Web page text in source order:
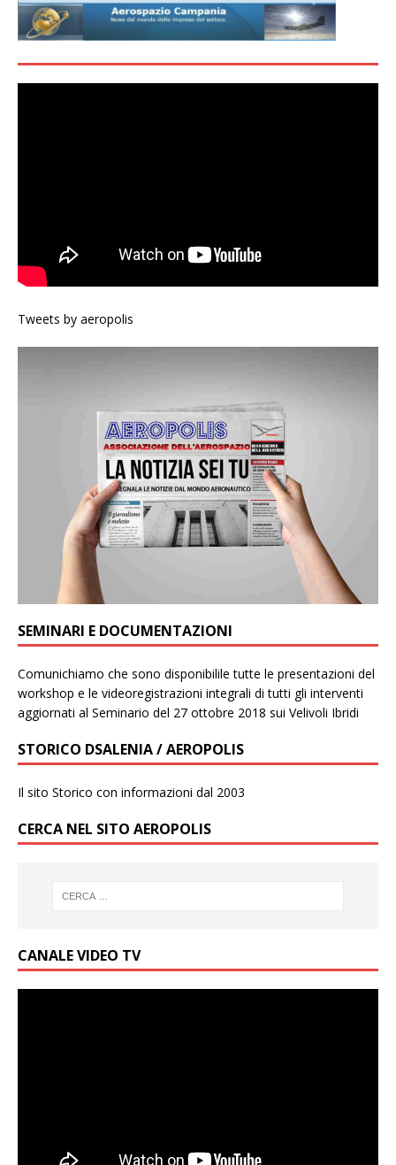
Tweets by aeropolis
SEMINARI E DOCUMENTAZIONI
Comunichiamo che sono disponibilile tutte le presentazioni del
workshop e le videoregistrazioni integrali di tutti gli interventi
aggiornati al Seminario del 27 ottobre 2018 sui Velivoli Ibridi
STORICO DSALENIA / AEROPOLIS
Il sito Storico con informazioni dal 2003
CERCA NEL SITO AEROPOLIS
CANALE VIDEO TV